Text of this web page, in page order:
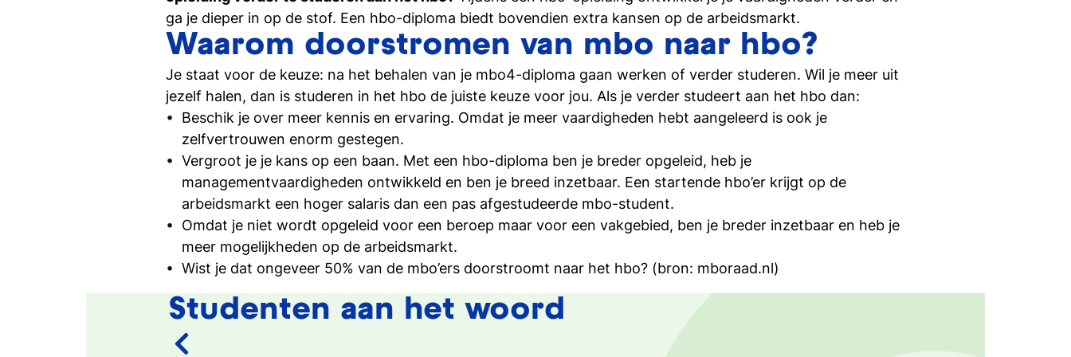
zijn
Persoonlijk gesprek
Stel al jouw vragen in een 1-op-1-gesprek
Inschrijven studie
Weet je het al? Schrijf je dan in bij Tio
ga je dieper in op de stof. Een hbo-diploma biedt bovendien extra kansen op de arbeidsmarkt.
Waarom doorstromen van mbo naar hbo?
Je staat voor de keuze: na het behalen van je mbo4-diploma gaan werken of verder studeren. Wil je meer uit
jezelf halen, dan is studeren in het hbo de juiste keuze voor jou. Als je verder studeert aan het hbo dan:
Beschik je over meer kennis en ervaring. Omdat je meer vaardigheden hebt aangeleerd is ook je
zelfvertrouwen enorm gestegen.
Vergroot je je kans op een baan. Met een hbo-diploma ben je breder opgeleid, heb je
managementvaardigheden ontwikkeld en ben je breed inzetbaar. Een startende hbo’er krijgt op de
arbeidsmarkt een hoger salaris dan een pas afgestudeerde mbo-student.
Omdat je niet wordt opgeleid voor een beroep maar voor een vakgebied, ben je breder inzetbaar en heb je
meer mogelijkheden op de arbeidsmarkt.
Wist je dat ongeveer 50% van de mbo’ers doorstroomt naar het hbo? (bron: mboraad.nl)
Studenten aan het woord